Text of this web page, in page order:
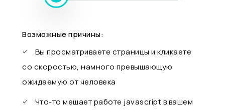
Возможные причины:
Вы просматриваете страницы и кликаете
со скоростью, намного превышающую
ожидаемую от человека
Что-то мешает работе javascript в вашем